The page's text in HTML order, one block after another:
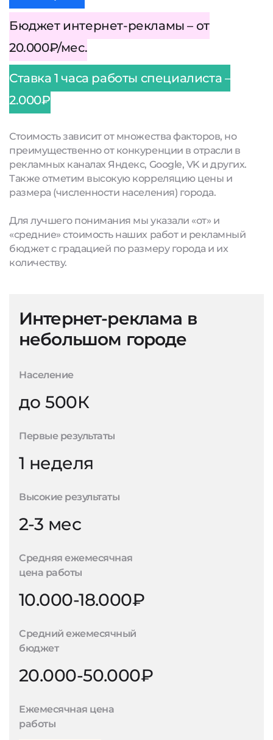
Бюджет интернет-рекламы – от
20.000₽/мес.
Ставка 1 часа работы специалиста –
2.000₽
Стоимость зависит от множества факторов, но
преимущественно от конкуренции в отрасли в
рекламных каналах Яндекс, Google, VK и других.
Также отметим высокую корреляцию цены и
размера (численности населения) города.
Для лучшего понимания мы указали «от» и
«средние» стоимость наших работ и рекламный
бюджет с градацией по размеру города и их
количеству.
Интернет-реклама в
небольшом городе
Население
до 500К
Первые результаты
1 неделя
Высокие результаты
2-3 мес
Средняя ежемесячная
цена работы
10.000-18.000₽
Средний ежемесячный
бюджет
20.000-50.000₽
Ежемесячная цена
работы